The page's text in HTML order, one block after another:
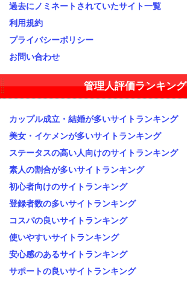
過去にノミネートされていたサイト一覧
利用規約
プライバシーポリシー
お問い合わせ
管理人評価ランキング
カップル成立・結婚が多いサイトランキング
美女・イケメンが多いサイトランキング
ステータスの高い人向けのサイトランキング
素人の割合が多いサイトランキング
初心者向けのサイトランキング
登録者数の多いサイトランキング
コスパの良いサイトランキング
使いやすいサイトランキング
安心感のあるサイトランキング
サポートの良いサイトランキング